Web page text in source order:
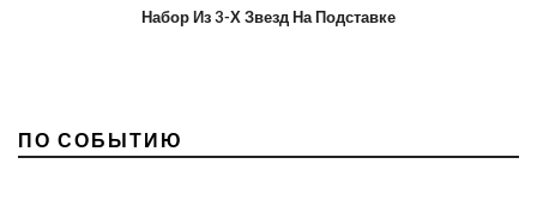
Набор Из 3-Х Звезд На Подставке
ПО СОБЫТИЮ